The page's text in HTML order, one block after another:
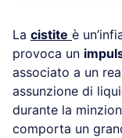
La cistite è
provoca un
associato a un
assunzione di
durante la
comporta un